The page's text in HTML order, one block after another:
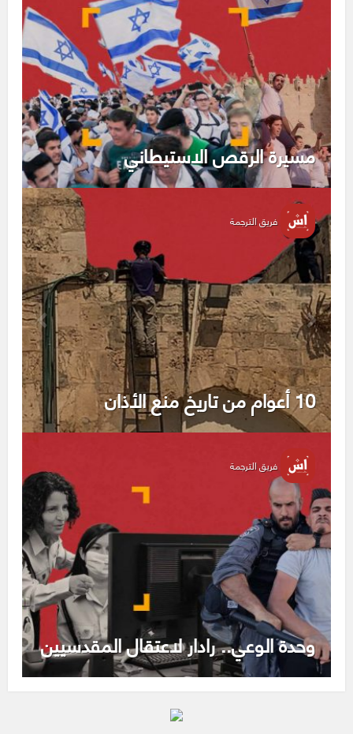
مسيرة الرقص الاستيطاني
فريق الترجمة
10 أعوام من تاريخ منع الأذان
فريق الترجمة
وحدة الوعي.. رادار لاعتقال المقدسيين